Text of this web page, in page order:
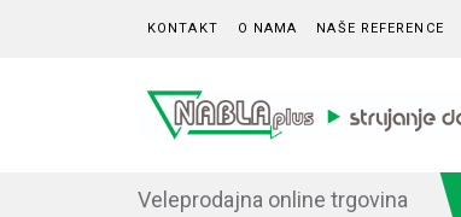
KONTAKT O NAMA NAŠE REFERENCE
Veleprodajna online trgovina